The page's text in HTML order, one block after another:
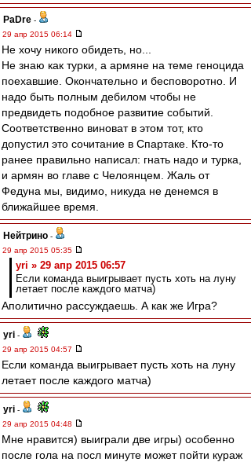
PaDre -
29 апр 2015 06:14
Не хочу никого обидеть, но...
Не знаю как турки, а армяне на теме геноцида
поехавшие. Окончательно и бесповоротно. И
надо быть полным дебилом чтобы не
предвидеть подобное развитие событий.
Соответственно виноват в этом тот, кто
допустил это сочитание в Спартаке. Кто-то
ранее правильно написал: гнать надо и турка,
и армян во главе с Челоянцем. Жаль от
Федуна мы, видимо, никуда не денемся в
ближайшее время.
Нейтрино -
29 апр 2015 05:35
yri » 29 апр 2015 06:57
Если команда выигрывает пусть хоть на луну
летает после каждого матча)
Аполитично рассуждаешь. А как же Игра?
yri -
29 апр 2015 04:57
Если команда выигрывает пусть хоть на луну
летает после каждого матча)
yri -
29 апр 2015 04:48
Мне нравится) выиграли две игры) особенно
после гола на посл минуте может пойти кураж